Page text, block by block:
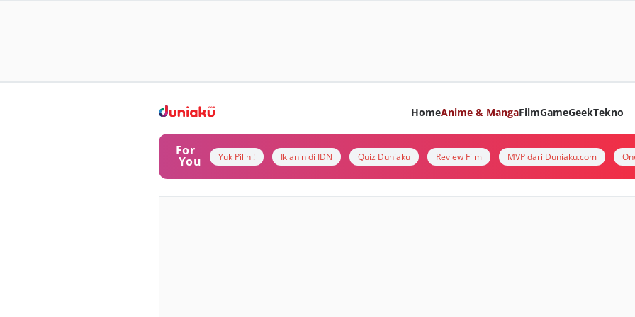
HomeAnime & MangaFilmGameGeekTekno
For
You Yuk Pilih ! Iklanin di IDN Quiz Duniaku Review Film MVP dari Duniaku.com